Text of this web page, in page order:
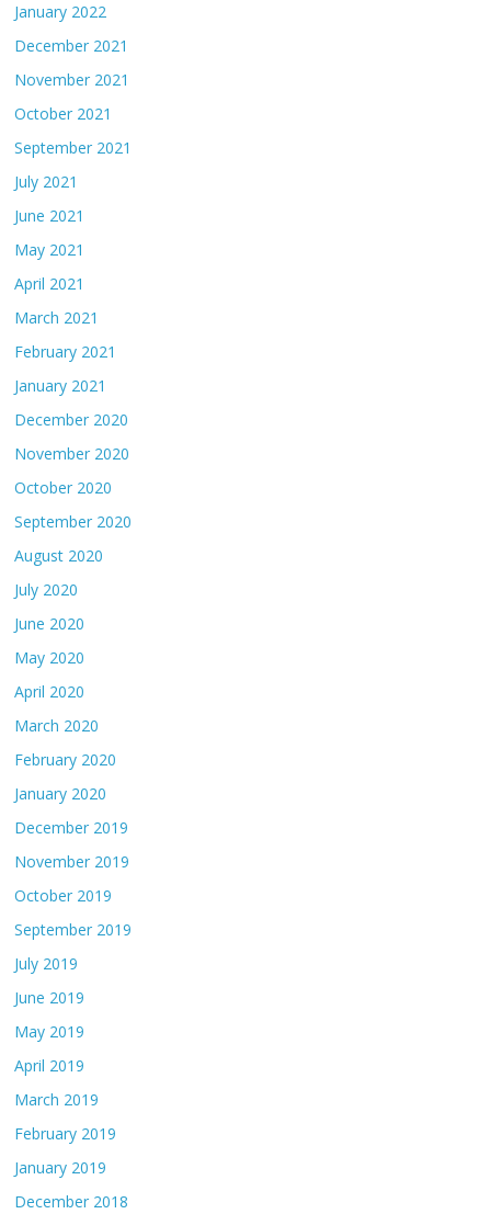
January 2022
December 2021
November 2021
October 2021
September 2021
July 2021
June 2021
May 2021
April 2021
March 2021
February 2021
January 2021
December 2020
November 2020
October 2020
September 2020
August 2020
July 2020
June 2020
May 2020
April 2020
March 2020
February 2020
January 2020
December 2019
November 2019
October 2019
September 2019
July 2019
June 2019
May 2019
April 2019
March 2019
February 2019
January 2019
December 2018